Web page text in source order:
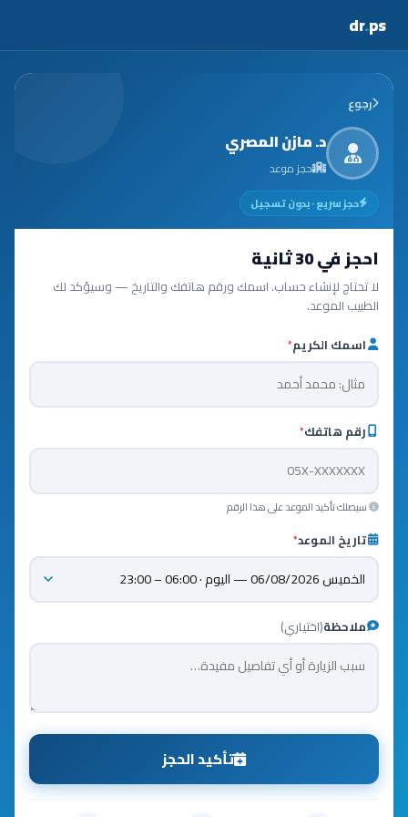
dr.ps
رجوع
د. مازن المصري
حجز موعد
حجز سريع · بدون تسجيل
احجز في 30 ثانية
لا تحتاج لإنشاء حساب. اسمك ورقم هاتفك والتاريخ — وسيؤكد لك
الطبيب الموعد.
اسمك الكريم*
رقم هاتفك*
سيصلك تأكيد الموعد على هذا الرقم
تاريخ الموعد*
ملاحظة(اختياري)
تأكيد الحجز